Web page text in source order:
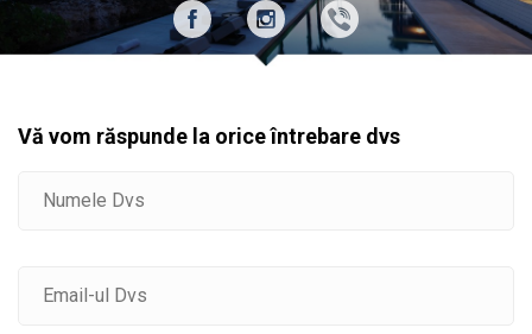
Vă vom răspunde la orice întrebare dvs